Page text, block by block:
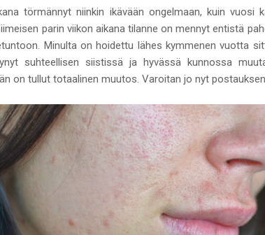
törmännyt niinkin ikävään ongelmaan, kuin vuosi
parin viikon aikana tilanne on mennyt entistä
Minulta on hoidettu lähes kymmenen vuotta
suhteellisen siistissä ja hyvässä kunnossa
on tullut totaalinen muutos. Varoitan jo nyt